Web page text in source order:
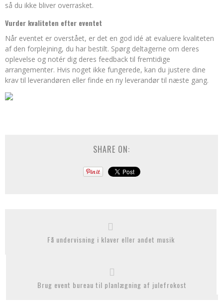
så du ikke bliver overrasket.
Vurder kvaliteten efter eventet
Når eventet er overstået, er det en god idé at evaluere kvaliteten
af den forplejning, du har bestilt. Spørg deltagerne om deres
oplevelse og notér dig deres feedback til fremtidige
arrangementer. Hvis noget ikke fungerede, kan du justere dine
krav til leverandøren eller finde en ny leverandør til næste gang.
SHARE ON:
Få undervisning i klaver eller andet musik
Brug event bureau til planlægning af julefrokost